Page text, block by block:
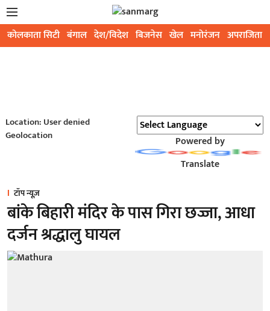
कोलकाता सिटी बंगाल देश/विदेश बिजनेस खेल मनोरंजन अपराजिता
Location: User denied
Geolocation
Powered by
Translate
टॉप न्यूज़
बांके बिहारी मंदिर के पास गिरा छज्जा, आधा
दर्जन श्रद्धालु घायल